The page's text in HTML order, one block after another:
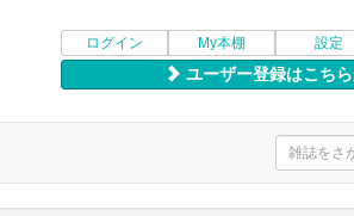
ログイン My本棚 設定
ユーザー登録はこち